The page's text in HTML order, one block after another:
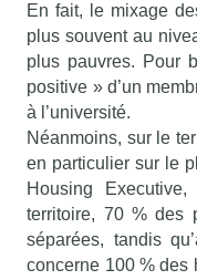
En fait, le mixage
plus souvent au
plus pauvres. Pour
positive » d’un
à l’université.
Néanmoins, sur le
en particulier sur le
Housing
territoire, 70 % des
séparées, tandis
concerne 100 % des